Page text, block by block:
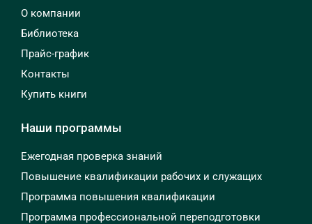
О компании
Библиотека
Прайс-график
Контакты
Купить книги
Наши программы
Ежегодная проверка знаний
Повышение квалификации рабочих и служащих
Программа повышения квалификации
Программа профессиональной переподготовки